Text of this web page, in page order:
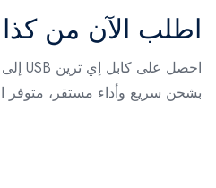
اطلب الآن من
بشحن سريع وأداء مستقر، متوفر